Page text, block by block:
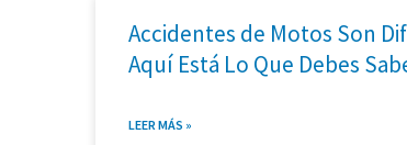
Accidentes de Motos Son
Aquí Está Lo Que Debes
LEER MÁS »